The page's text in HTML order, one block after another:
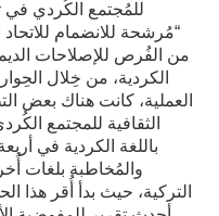
للمُجتمع الكُردي في
من الفُرص للإصلاحات
الكردية، من خِلال
العملية، كانت هناك بعض
الثقافية للمجتمع
باللغة الكردية في
والمُخاطبة بلغات